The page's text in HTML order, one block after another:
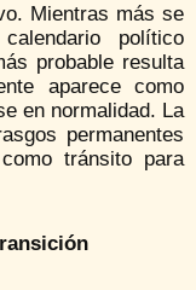
Mientras más se
político
probable resulta
aparece como
en normalidad. La
permanentes
tránsito para